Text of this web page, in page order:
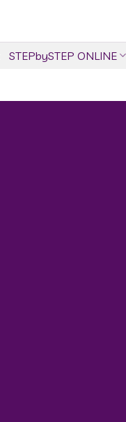
STEPbySTEP ONLINE